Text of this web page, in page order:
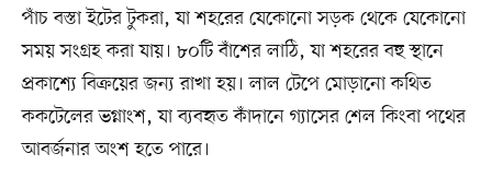
পাঁচ বস্তা ইটের টুকরা, যা শহরের যেকোনো সড়ক থেকে যেকোনো
সময় সংগ্রহ করা যায়। ৮০টি বাঁশের লাঠি, যা শহরের বহু স্থানে
প্রকাশ্যে বিক্রয়ের জন্য রাখা হয়। লাল টেপে মোড়ানো কথিত
ককটেলের ভগ্নাংশ, যা ব্যবহৃত কাঁদানে গ্যাসের শেল কিংবা পথের
আবর্জনার অংশ হতে পারে।